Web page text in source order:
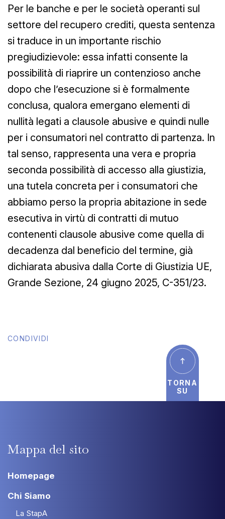
Per le banche e per le società operanti sul
settore del recupero crediti, questa sentenza
si traduce in un importante rischio
pregiudizievole: essa infatti consente la
possibilità di riaprire un contenzioso anche
dopo che l’esecuzione si è formalmente
conclusa, qualora emergano elementi di
nullità legati a clausole abusive e quindi nulle
per i consumatori nel contratto di partenza. In
tal senso, rappresenta una vera e propria
seconda possibilità di accesso alla giustizia,
una tutela concreta per i consumatori che
abbiamo perso la propria abitazione in sede
esecutiva in virtù di contratti di mutuo
contenenti clausole abusive come quella di
decadenza dal beneficio del termine, già
dichiarata abusiva dalla Corte di Giustizia UE,
Grande Sezione, 24 giugno 2025, C-351/23.
CONDIVIDI
TORNA
SU
Mappa del sito
Homepage
Chi Siamo
La StapA